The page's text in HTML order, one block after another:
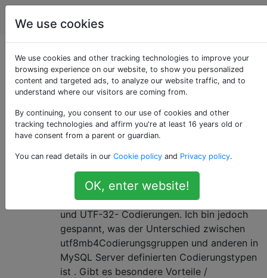
Programmierung
Als «utf8mb4»
getaggte Fragen
3
Was ist der Unterschied zwischen
den Zeichensätzen utf8mb4 und
utf8 in MySQL?
Was ist der Unterschied zwischen
utf8mb4und utf8Zeichensätzen in MySQL ?
Ich kenne bereits ASCII- , UTF-8- , UTF-16-
und UTF-32- Codierungen. Ich bin jedoch
gespannt, was der Unterschied zwischen
utf8mb4Codierungsgruppen und anderen in
MySQL Server definierten Codierungstypen
ist . Gibt es besondere Vorteile /
We use cookies
We use cookies and other tracking technologies to improve your
browsing experience on our website, to show you personalized
content and targeted ads, to analyze our website traffic, and to
understand where our visitors are coming from.
By continuing, you consent to our use of cookies and other
tracking technologies and affirm you're at least 16 years old or
have consent from a parent or guardian.
You can read details in our Cookie policy and Privacy policy.
OK, enter website!